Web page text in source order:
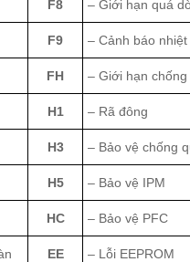
F8 – Giới hạn quá
F9 – Cảnh báo
FH – Giới hạn
H1 – Rã đông
H3 – Bảo vệ chống
H5 – Bảo vệ IPM
HC – Bảo vệ PFC
EE – Lỗi EEPROM